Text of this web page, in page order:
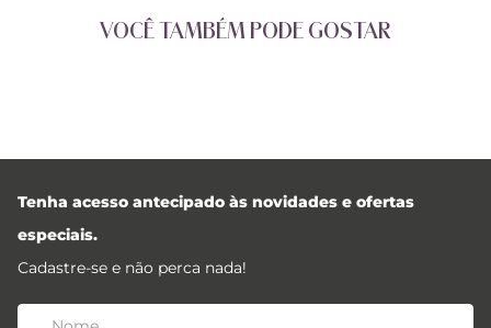
VOCÊ TAMBÉM PODE GOSTAR
Tenha acesso antecipado às novidades e ofertas
especiais.
Cadastre-se e não perca nada!